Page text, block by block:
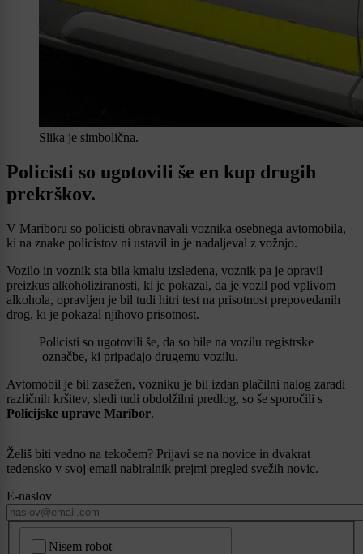
Slika je simbolična.
Policisti so ugotovili še en kup drugih
prekrškov.
V Mariboru so policisti obravnavali voznika osebnega avtomobila,
ki na znake policistov ni ustavil in je nadaljeval z vožnjo.
Vozilo in voznik sta bila kmalu izsledena, voznik pa je opravil
preizkus alkoholiziranosti, ki je pokazal, da je vozil pod vplivom
alkohola, opravljen je bil tudi hitri test na prisotnost prepovedanih
drog, ki je pokazal njihovo prisotnost.
Policisti so ugotovili še, da so bile na vozilu registrske
označbe, ki pripadajo drugemu vozilu.
Avtomobil je bil zasežen, vozniku je bil izdan plačilni nalog zaradi
različnih kršitev, sledi tudi obdolžilni predlog, so še sporočili s
Policijske uprave Maribor.
Želiš biti vedno na tekočem? Prijavi se na novice in dvakrat
tedensko v svoj email nabiralnik prejmi pregled svežih novic.
E-naslov
Nisem robot